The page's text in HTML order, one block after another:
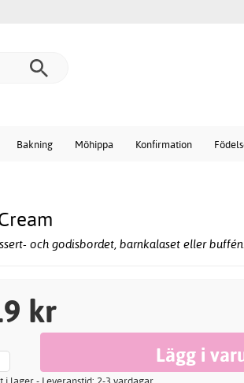
Bakning Möhippa Konfirmation
och godisbordet, barnkalaset eller
kr